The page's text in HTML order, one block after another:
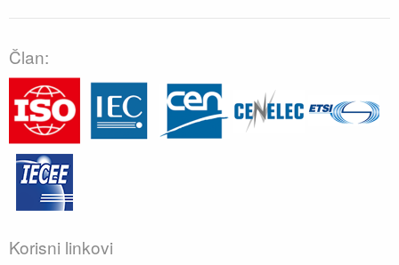
Član:
Korisni linkovi